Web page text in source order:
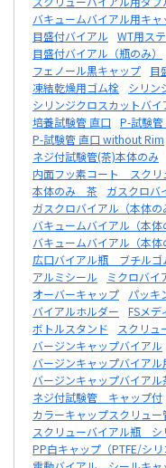
バキュームバイアル用キャ
目盛付バイアル
WT用ス
目盛付バイアル（瓶のみ）
フェノール黒キャップ
目
凍結乾燥用ゴム栓
シリン
シリンジクロスカットバ
培養試験管 直口
P-試験
P-試験管 直口 without Rim
ネジ付試験管(茶)本体のみ
内面フッ素コート スクリ
本体のみ 茶
ガスクロバ
ガスクロバイアル（本体の
バキュームバイアル（本体
バキュームバイアル（本
広口バイアル瓶 ブチルゴ
アルミシール
ミクロバイ
オーバーキャップ
パッキ
バイアルホルダー
FSメデ
ボトルスタンド
スクリュ
バージンキャップバイアル
バージンキャップバイア
バージンキャップバイアル
ネジ付試験管 キャップ付
カラーキャップスクリュー
スクリューバイアル瓶 シ
PP白キャップ（PTFE/シリ